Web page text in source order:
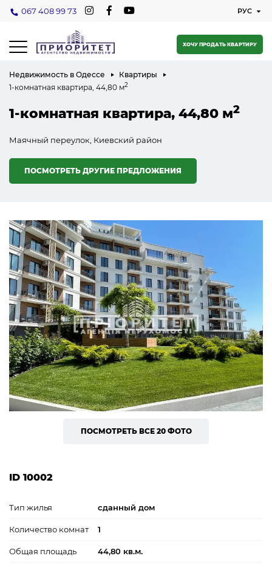
067 408 99 73
ХОЧУ ПРОДАТЬ КВАРТИРУ
Недвижимость в Одессе
Квартиры
1-комнатная квартира, 44,80 м2
1-комнатная квартира, 44,80 м2
Маячный переулок, Киевский район
ПОСМОТРЕТЬ ДРУГИЕ ПРЕДЛОЖЕНИЯ
ПОСМОТРЕТЬ ВСЕ 20 ФОТО
ID 10002
Тип жилья сданный дом
Количество комнат 1
Общая площадь 44,80 кв.м.